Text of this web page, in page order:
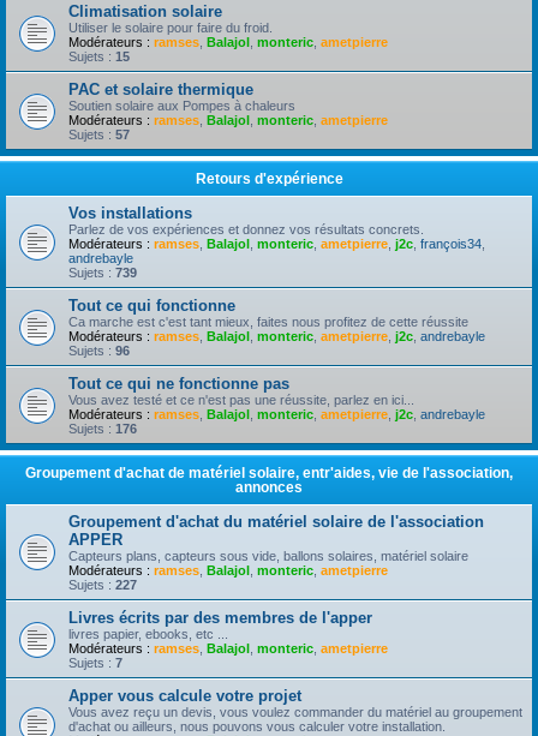
Climatisation solaire
Utiliser le solaire pour faire du froid.
Modérateurs : ramses Balajol monteric ametpierre
Sujets : 15
PAC et solaire thermique
Soutien solaire aux Pompes à chaleurs
Modérateurs : ramses Balajol monteric ametpierre
Sujets : 57
Retours d'expérience
Vos installations
Parlez de vos expériences et donnez vos résultats concrets.
Modérateurs : ramses Balajol monteric ametpierre j2c françois34
andrebayle
Sujets : 739
Tout ce qui fonctionne
Ca marche est c'est tant mieux, faites nous profitez de cette réussite
Modérateurs : ramses Balajol monteric ametpierre j2c andrebayle
Sujets : 96
Tout ce qui ne fonctionne pas
Vous avez testé et ce n'est pas une réussite, parlez en ici...
Modérateurs : ramses Balajol monteric ametpierre j2c andrebayle
Sujets : 176
Groupement d'achat de matériel solaire, entr'aides, vie de l'association,
annonces
Groupement d'achat du matériel solaire de l'association
APPER
Capteurs plans, capteurs sous vide, ballons solaires, matériel solaire
Modérateurs : ramses Balajol monteric ametpierre
Sujets : 227
Livres écrits par des membres de l'apper
livres papier, ebooks, etc ...
Modérateurs : ramses Balajol monteric ametpierre
Sujets : 7
Apper vous calcule votre projet
Vous avez reçu un devis, vous voulez commander du matériel au groupement
d'achat ou ailleurs, nous pouvons vous calculer votre installation.